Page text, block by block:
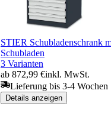
STIER Schubladenschrank
Schubladen
3 Varianten
ab 872,99 €inkl. MwSt.
Lieferung bis 3-4 Wochen
Details anzeigen